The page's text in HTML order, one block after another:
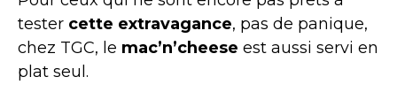
tester cette extravagance, pas de panique,
chez TGC, le mac’n’cheese est aussi servi en
plat seul.